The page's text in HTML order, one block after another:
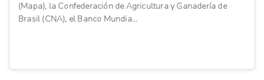
(Mapa), la Confederación de Agricultura y Ganadería de
Brasil (CNA), el Banco Mundia...